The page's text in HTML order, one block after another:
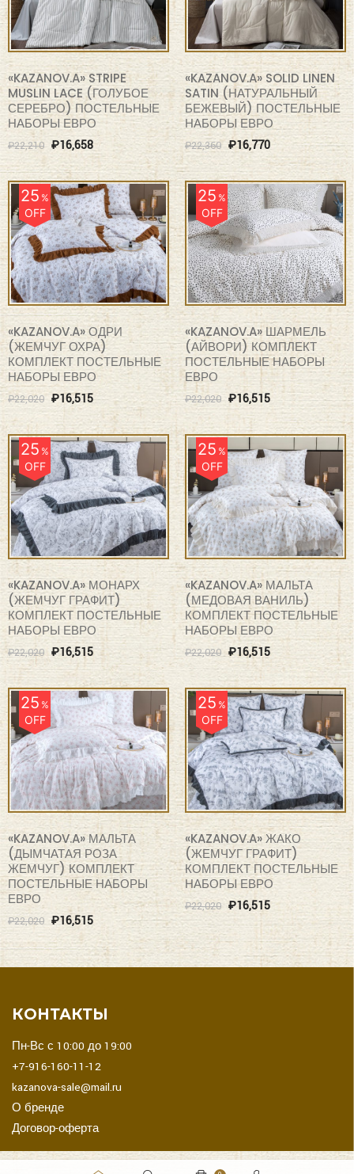
«KAZANOV.A» STRIPE
MUSLIN LACE (ГОЛУБОЕ
СЕРЕБРО) ПОСТЕЛЬНЫЕ
НАБОРЫ ЕВРО
₽22,210 ₽16,658
«KAZANOV.A» SOLID LINEN
SATIN (НАТУРАЛЬНЫЙ
БЕЖЕВЫЙ) ПОСТЕЛЬНЫЕ
НАБОРЫ ЕВРО
₽22,360 ₽16,770
25%
OFF
«KAZANOV.A» ОДРИ
(ЖЕМЧУГ ОХРА)
КОМПЛЕКТ ПОСТЕЛЬНЫЕ
НАБОРЫ ЕВРО
₽22,020 ₽16,515
25%
OFF
«KAZANOV.A» ШАРМЕЛЬ
(АЙВОРИ) КОМПЛЕКТ
ПОСТЕЛЬНЫЕ НАБОРЫ
ЕВРО
₽22,020 ₽16,515
25%
OFF
«KAZANOV.A» МОНАРХ
(ЖЕМЧУГ ГРАФИТ)
КОМПЛЕКТ ПОСТЕЛЬНЫЕ
НАБОРЫ ЕВРО
₽22,020 ₽16,515
25%
OFF
«KAZANOV.A» МАЛЬТА
(МЕДОВАЯ ВАНИЛЬ)
КОМПЛЕКТ ПОСТЕЛЬНЫЕ
НАБОРЫ ЕВРО
₽22,020 ₽16,515
25%
OFF
«KAZANOV.A» МАЛЬТА
(ДЫМЧАТАЯ РОЗА
ЖЕМЧУГ) КОМПЛЕКТ
ПОСТЕЛЬНЫЕ НАБОРЫ
ЕВРО
₽22,020 ₽16,515
25%
OFF
«KAZANOV.A» ЖАКО
(ЖЕМЧУГ ГРАФИТ)
КОМПЛЕКТ ПОСТЕЛЬНЫЕ
НАБОРЫ ЕВРО
₽22,020 ₽16,515
КОНТАКТЫ
Пн-Вс с 10:00 до 19:00
+7-916-160-11-12
kazanova-sale@mail.ru
О бренде
Договор-оферта